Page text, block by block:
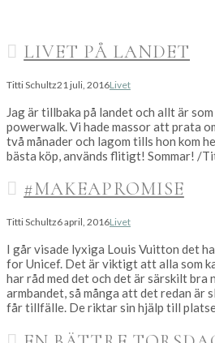
LIVET PÅ LANDET
Titti Schultz21 juli, 2016Livet
Jag är tillbaka på landet och allt är
powerwalk. Vi hade massor att prata
två månader och lagom tills hon kom
bästa köp, används flitigt! Sommar! /
#MAKEAPROMISE
Titti Schultz6 april, 2016Livet
I går visade lyxiga Louis Vuitton det
for Unicef. Det är viktigt att alla som
har råd med det och det är särskilt bra
armbandet, så många att det redan är
får tillfälle. De riktar sin hjälp till